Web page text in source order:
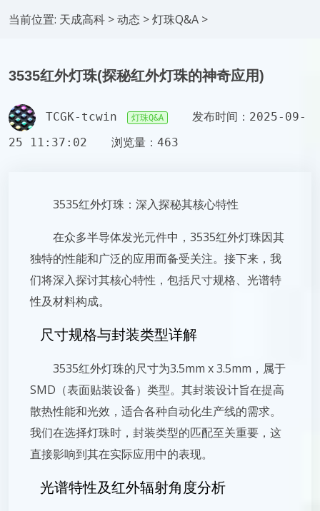
当前位置: 天成高科 >动态 >灯珠Q&A >
3535红外灯珠(探秘红外灯珠的神奇应用)
TCGK-tcwin 灯珠Q&A
发布时间：2025-09-
25 11:37:02
浏览量：463
3535红外灯珠：深入探秘其核心特性
在众多半导体发光元件中，3535红外灯珠因其
独特的性能和广泛的应用而备受关注。接下来，我
们将深入探讨其核心特性，包括尺寸规格、光谱特
性及材料构成。
尺寸规格与封装类型详解
3535红外灯珠的尺寸为3.5mm x 3.5mm，属于
SMD（表面贴装设备）类型。其封装设计旨在提高
散热性能和光效，适合各种自动化生产线的需求。
我们在选择灯珠时，封装类型的匹配至关重要，这
直接影响到其在实际应用中的表现。
光谱特性及红外辐射角度分析